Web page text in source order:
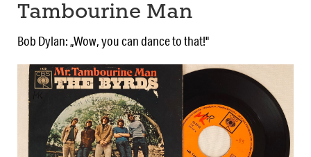
Tambourine Man
Bob Dylan: „Wow, you can dance to that!"